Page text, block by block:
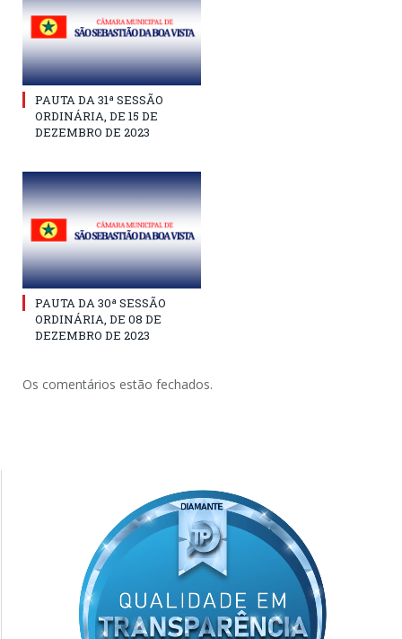
PAUTA DA 31ª SESSÃO
ORDINÁRIA, DE 15 DE
DEZEMBRO DE 2023
PAUTA DA 30ª SESSÃO
ORDINÁRIA, DE 08 DE
DEZEMBRO DE 2023
Os comentários estão fechados.